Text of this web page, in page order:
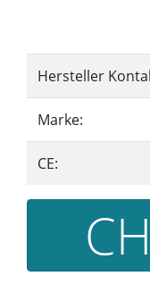
Hersteller
Marke:
CE: